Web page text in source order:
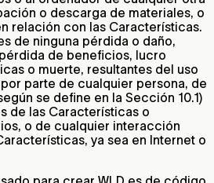
o descarga de materiales, o
relación con las Características.
de ninguna pérdida o daño,
de beneficios, lucro
o muerte, resultantes del uso
parte de cualquier persona, de
se define en la Sección 10.1)
de las Características o
o de cualquier interacción
ya sea en Internet o